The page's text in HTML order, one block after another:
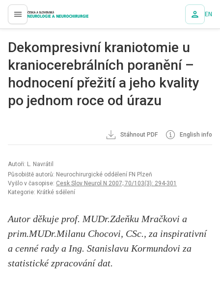
proLékaře.cz EN
Dekompresivní kraniotomie u
kraniocerebrálních poranění –
hodnocení přežití a jeho kvality
po jednom roce od úrazu
Stáhnout PDF English info
Autoři: L. Navrátil
Působiště autorů: Neurochirurgické oddělení FN Plzeň
Vyšlo v časopise: Cesk Slov Neurol N 2007; 70/103(3): 294-301
Kategorie: Krátké sdělení
Autor děkuje prof. MUDr.Zdeňku Mračkovi a
prim.MUDr.Milanu Chocovi, CSc., za inspirativní
a cenné rady a Ing. Stanislavu Kormundovi za
statistické zpracování dat.